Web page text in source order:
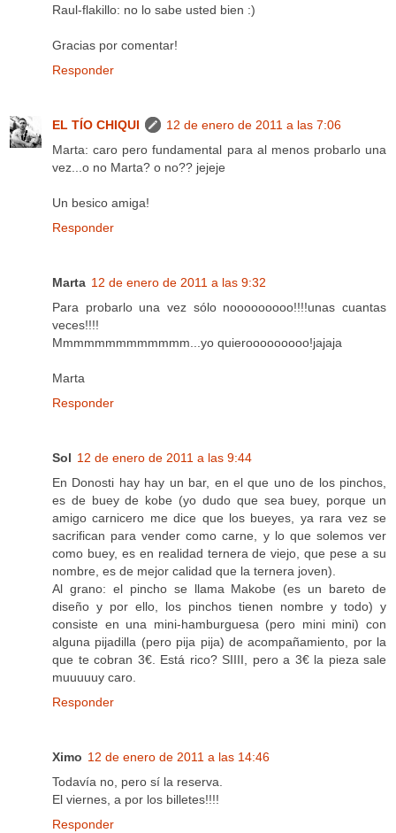
Raul-flakillo: no lo sabe usted bien :)
Gracias por comentar!
Responder
EL TÍO CHIQUI
12 de enero de 2011 a las 7:06
Marta: caro pero fundamental para al menos probarlo una
vez...o no Marta? o no?? jejeje
Un besico amiga!
Responder
Marta 12 de enero de 2011 a las 9:32
Para probarlo una vez sólo nooooooooo!!!!unas cuantas
veces!!!!
Mmmmmmmmmmmmm...yo quierooooooooo!jajaja
Marta
Responder
Sol 12 de enero de 2011 a las 9:44
En Donosti hay hay un bar, en el que uno de los pinchos,
es de buey de kobe (yo dudo que sea buey, porque un
amigo carnicero me dice que los bueyes, ya rara vez se
sacrifican para vender como carne, y lo que solemos ver
como buey, es en realidad ternera de viejo, que pese a su
nombre, es de mejor calidad que la ternera joven).
Al grano: el pincho se llama Makobe (es un bareto de
diseño y por ello, los pinchos tienen nombre y todo) y
consiste en una mini-hamburguesa (pero mini mini) con
alguna pijadilla (pero pija pija) de acompañamiento, por la
que te cobran 3€. Está rico? SIIII, pero a 3€ la pieza sale
muuuuuy caro.
Responder
Ximo 12 de enero de 2011 a las 14:46
Todavía no, pero sí la reserva.
El viernes, a por los billetes!!!!
Responder